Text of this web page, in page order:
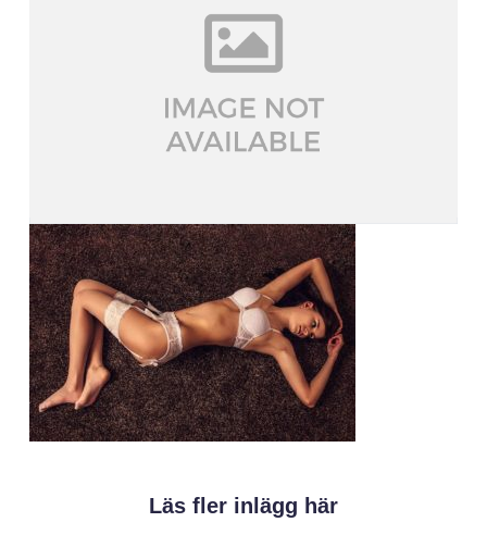
Läs fler inlägg här